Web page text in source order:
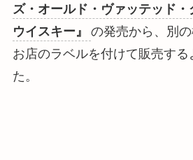
ズ・オールド・ヴァッテッド・
ウイスキー』
の発売から、別の
お店のラベルを付けて販売する
た。